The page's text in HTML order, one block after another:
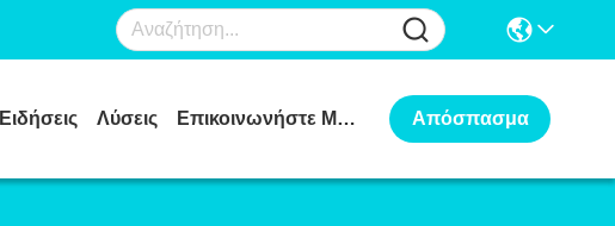
Ειδήσεις Λύσεις Επικοινωνήστε Μαζί Μας Απόσπασμα